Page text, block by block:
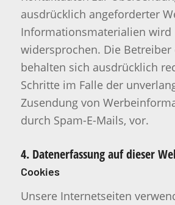
ausdrücklich angeforderter
Informationsmaterialien
widersprochen. Die Betreiber
behalten sich ausdrücklich
Schritte im Falle der
Zusendung von
durch Spam-E-Mails, vor.
4. Datenerfassung auf dieser
Cookies
Unsere Internetseiten